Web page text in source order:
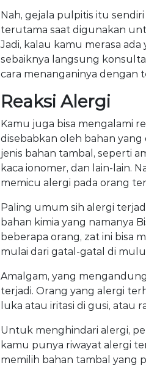
Nah, gejala pulpitis itu
terutama saat digunakan
Jadi, kalau kamu merasa
sebaiknya langsung
cara menanganinya dengan
Reaksi Alergi
Kamu juga bisa mengalami
disebabkan oleh bahan
jenis bahan tambal, seperti
kaca ionomer, dan lain-lain.
memicu alergi pada orang
Paling umum sih alergi
bahan kimia yang namanya
beberapa orang, zat ini bisa
mulai dari gatal-gatal di
Amalgam, yang
terjadi. Orang yang alergi
luka atau iritasi di gusi, atau
Untuk menghindari alergi,
kamu punya riwayat alergi
memilih bahan tambal yang